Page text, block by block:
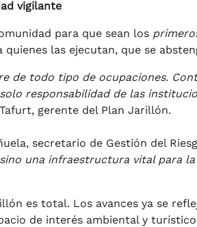
vigilante
para que sean los
quienes las ejecutan, que se
de todo tipo de ocupaciones.
responsabilidad de las
gerente del Plan Jarillón.
secretario de Gestión del
sino una infraestructura vital para
es total. Los avances ya se
de interés ambiental y